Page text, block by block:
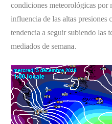
condiciones meteorológicas por
influencia de las altas presiones
tendencia a seguir subiendo las
mediados de semana.